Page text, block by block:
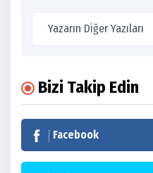
Bizi Takip Edin
Facebook